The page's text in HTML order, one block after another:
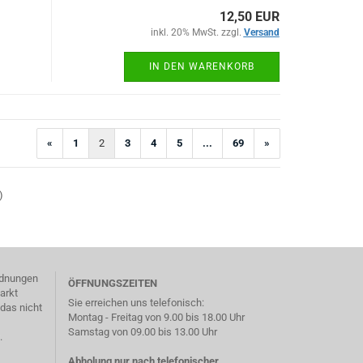
12,50 EUR
inkl. 20% MwSt. zzgl. Versand
IN DEN WARENKORB
« 1 2 3 4 5 ... 69 »
nicht
ÖFFNUNGSZEITEN
Sie erreichen uns telefonisch:
Montag - Freitag von 9.00 bis 18.00 Uhr
Samstag von 09.00 bis 13.00 Uhr